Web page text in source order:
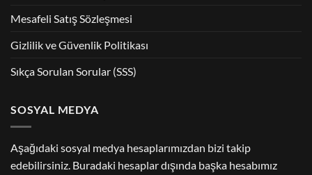
Mesafeli Satış Sözleşmesi
Gizlilik ve Güvenlik Politikası
Sıkça Sorulan Sorular (SSS)
SOSYAL MEDYA
Aşağıdaki sosyal medya hesaplarımızdan bizi takip
edebilirsiniz. Buradaki hesaplar dışında başka hesabımız